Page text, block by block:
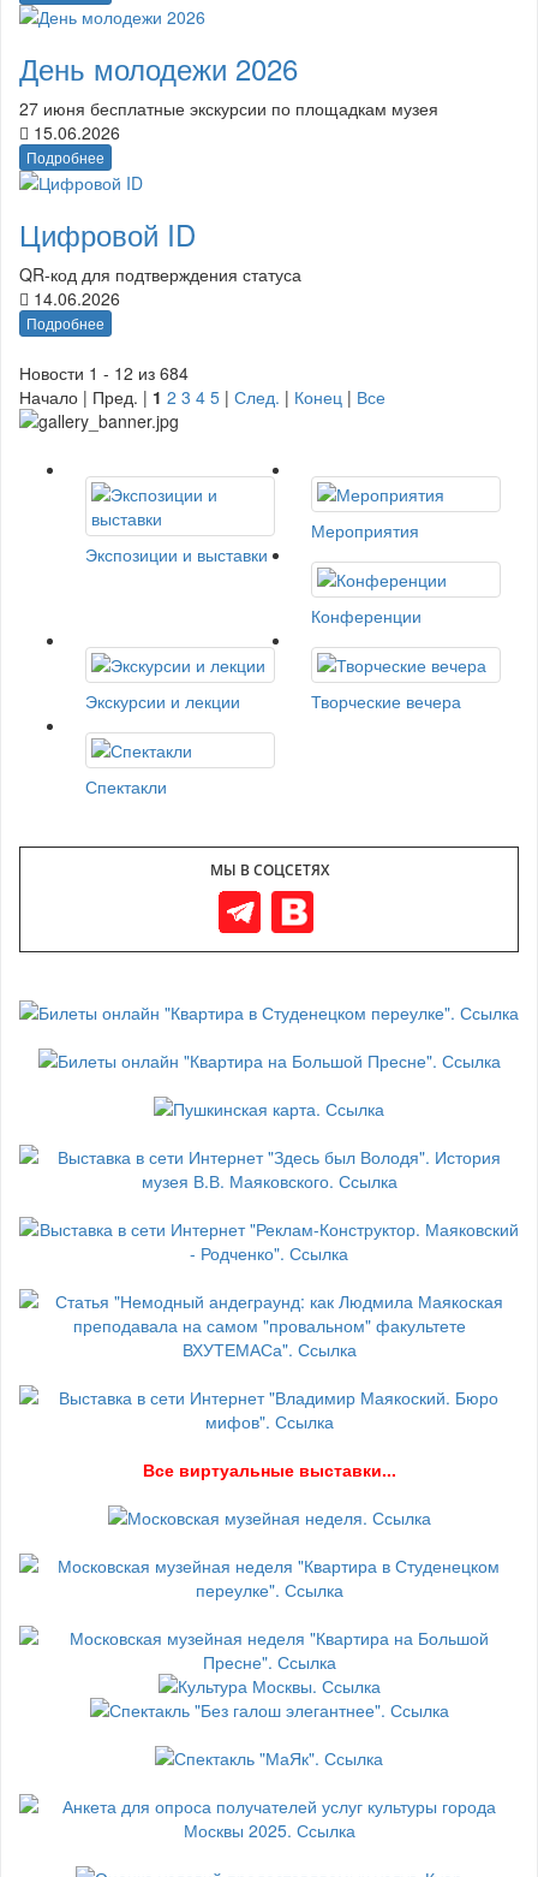
День молодежи 2026
27 июня бесплатные экскурсии по площадкам музея
15.06.2026
Подробнее
Цифровой ID
QR-код для подтверждения статуса
14.06.2026
Подробнее
Новости 1 - 12 из 684
Начало | Пред. | 1 2 3 4 5 | След. | Конец | Все
Экспозиции и выставки
Мероприятия
Конференции
Экскурсии и лекции Творческие вечера
Спектакли
МЫ В СОЦСЕТЯХ
Все виртуальные выставки...